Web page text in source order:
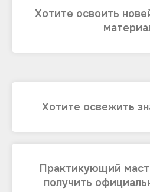
Хотите освоить
Хотите освежить
Практикующий
получить